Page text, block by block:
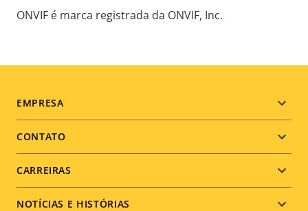
ONVIF é marca registrada da ONVIF, Inc.
Footer
menu
EMPRESA
CONTATO
CARREIRAS
NOTÍCIAS E HISTÓRIAS